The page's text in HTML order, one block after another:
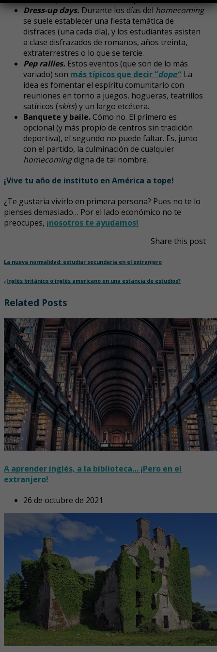
Dress-up days.Durante los días delhomecoming
se suele establecer una fiesta temática de
disfraces (una cada día), y los estudiantes asisten
a clase disfrazados de romanos, años treinta,
extraterrestres o lo que se tercie.
Pep rallies. Estos eventos (que son de lo más
variado) son más típicos que decir “dope”. La
idea es fomentar el espíritu comunitario con
reuniones en torno a juegos, hogueras, teatrillos
satíricos (skits) y un largo etcétera.
Banquete y baile.Cómo no. El primero es
opcional (y más propio de centros sin tradición
deportiva), el segundo no puede faltar. Es, junto
con el partido, la culminación de cualquier
homecomingdigna de tal nombre.
¡Vive tu año de instituto en América a tope!
¿Te gustaría vivirlo en primera persona? Pues no te lo
pienses demasiado… Por el lado económico no te
preocupes, ¡nosotros te ayudamos!
Share this post
La nueva normalidad: estudiar secundaria en el extranjero
¿Inglés británico o inglés americano en una estancia de estudios?
Related Posts
A aprender inglés, a la biblioteca… ¡Pero en el
extranjero!
26 de octubre de 2021